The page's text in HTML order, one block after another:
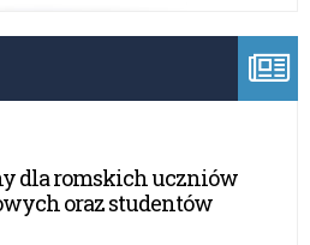
dla romskich uczniów
oraz studentów